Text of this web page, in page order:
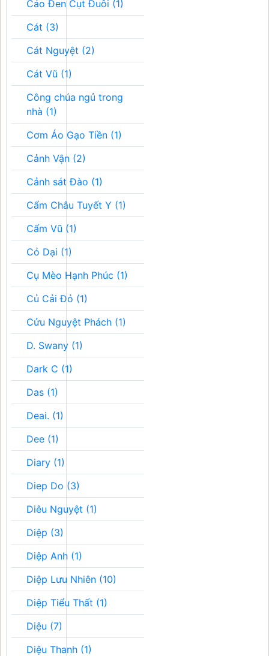
Cáo Đen Cụt Đuôi (1)
Cát (3)
Cát Nguyệt (2)
Cát Vũ (1)
Công chúa ngủ trong
nhà (1)
Cơm Áo Gạo Tiền (1)
Cảnh Vận (2)
Cảnh sát Đào (1)
Cẩm Châu Tuyết Y (1)
Cẩm Vũ (1)
Cỏ Dại (1)
Cụ Mèo Hạnh Phúc (1)
Củ Cải Đỏ (1)
Cửu Nguyệt Phách (1)
D. Swany (1)
Dark C (1)
Das (1)
Deai. (1)
Dee (1)
Diary (1)
Diep Do (3)
Diêu Nguyệt (1)
Diệp (3)
Diệp Anh (1)
Diệp Lưu Nhiên (10)
Diệp Tiểu Thất (1)
Diệu (7)
Diệu Thanh (1)